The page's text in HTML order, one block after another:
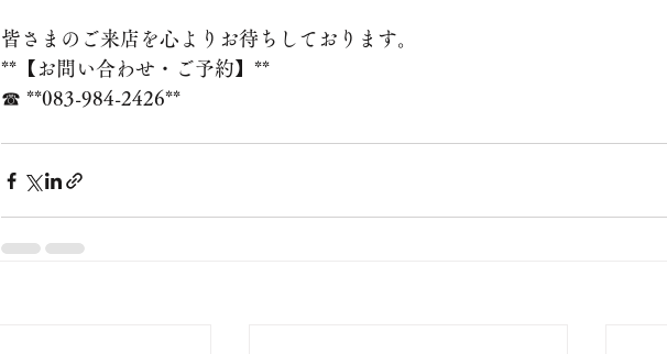
皆さまのご来店を心よりお待ちしております。
**【お問い合わせ・ご予約】**
☎ **083-984-2426**